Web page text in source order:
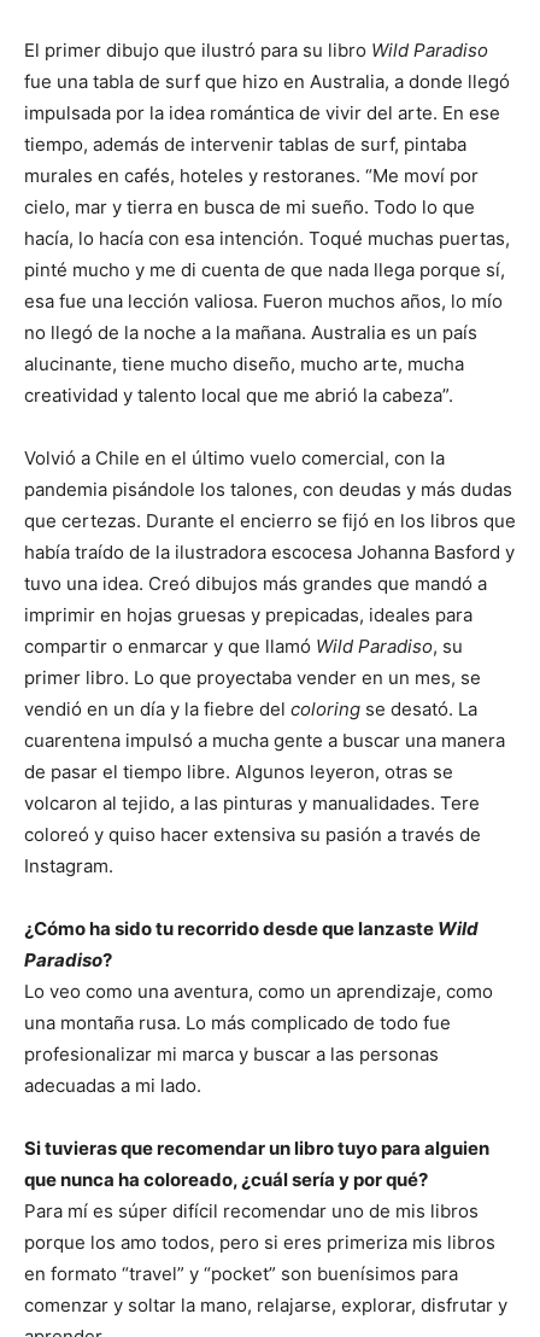
El primer dibujo que ilustró para su libro Wild Paradiso
fue una tabla de surf que hizo en Australia, a donde llegó
impulsada por la idea romántica de vivir del arte. En ese
tiempo, además de intervenir tablas de surf, pintaba
murales en cafés, hoteles y restoranes. “Me moví por
cielo, mar y tierra en busca de mi sueño. Todo lo que
hacía, lo hacía con esa intención. Toqué muchas puertas,
pinté mucho y me di cuenta de que nada llega porque sí,
esa fue una lección valiosa. Fueron muchos años, lo mío
no llegó de la noche a la mañana. Australia es un país
alucinante, tiene mucho diseño, mucho arte, mucha
creatividad y talento local que me abrió la cabeza”.
Volvió a Chile en el último vuelo comercial, con la
pandemia pisándole los talones, con deudas y más dudas
que certezas. Durante el encierro se fijó en los libros que
había traído de la ilustradora escocesa Johanna Basford y
tuvo una idea. Creó dibujos más grandes que mandó a
imprimir en hojas gruesas y prepicadas, ideales para
compartir o enmarcar y que llamó Wild Paradiso, su
primer libro. Lo que proyectaba vender en un mes, se
vendió en un día y la fiebre del coloring se desató. La
cuarentena impulsó a mucha gente a buscar una manera
de pasar el tiempo libre. Algunos leyeron, otras se
volcaron al tejido, a las pinturas y manualidades. Tere
coloreó y quiso hacer extensiva su pasión a través de
Instagram.
¿Cómo ha sido tu recorrido desde que lanzaste Wild
Paradiso?
Lo veo como una aventura, como un aprendizaje, como
una montaña rusa. Lo más complicado de todo fue
profesionalizar mi marca y buscar a las personas
adecuadas a mi lado.
Si tuvieras que recomendar un libro tuyo para alguien
que nunca ha coloreado, ¿cuál sería y por qué?
Para mí es súper difícil recomendar uno de mis libros
porque los amo todos, pero si eres primeriza mis libros
en formato “travel” y “pocket” son buenísimos para
comenzar y soltar la mano, relajarse, explorar, disfrutar y